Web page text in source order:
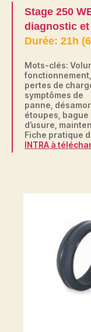
Stage 250
diagnostic
Durée: 21h
Mots-clés:
pertes de
symptômes de
panne,
étoupes, bague
d’usure,
Fiche pratique
INTRA à